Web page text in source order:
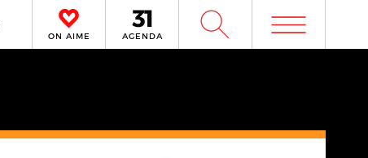
ON AIME AGENDA W m